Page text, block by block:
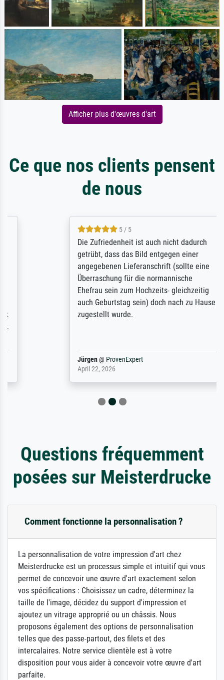
Afficher plus d'œuvres d'art
Ce que nos clients pensent
de nous
5 / 5
Die Zufriedenheit ist auch nicht dadurch
getrübt, dass das Bild entgegen einer
angegebenen Lieferanschrift (sollte eine
Überraschung für die normannische
Ehefrau sein zum Hochzeits- gleichzeitig
auch Geburtstag sein) doch nach zu Hause
zugestellt wurde.
ProvenExpert
April 22, 2026
Questions fréquemment
posées sur Meisterdrucke
Comment fonctionne la personnalisation ?
La personnalisation de votre impression d'art chez
Meisterdrucke est un processus simple et intuitif qui vous
permet de concevoir une œuvre d'art exactement selon
vos spécifications : Choisissez un cadre, déterminez la
taille de l'image, décidez du support d'impression et
ajoutez un vitrage approprié ou un châssis. Nous
proposons également des options de personnalisation
telles que des passe-partout, des filets et des
intercalaires. Notre service clientèle est à votre
disposition pour vous aider à concevoir votre œuvre d'art
parfaite.